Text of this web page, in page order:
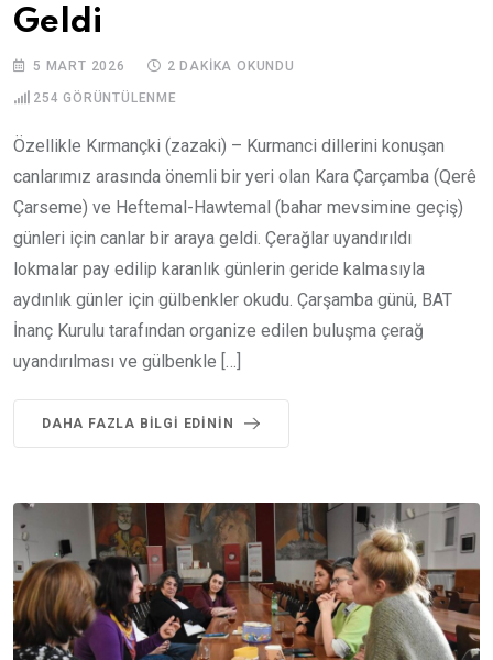
Geldi
5 MART 2026 2 DAKIKA OKUNDU
254 GÖRÜNTÜLENME
Özellikle Kırmançki (zazaki) – Kurmanci dillerini konuşan
canlarımız arasında önemli bir yeri olan Kara Çarçamba (Qerê
Çarseme) ve Heftemal-Hawtemal (bahar mevsimine geçiş)
günleri için canlar bir araya geldi. Çerağlar uyandırıldı
lokmalar pay edilip karanlık günlerin geride kalmasıyla
aydınlık günler için gülbenkler okudu. Çarşamba günü, BAT
İnanç Kurulu tarafından organize edilen buluşma çerağ
uyandırılması ve gülbenkle […]
DAHA FAZLA BILGI EDININ